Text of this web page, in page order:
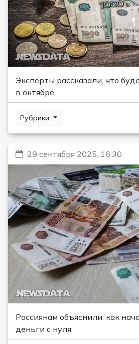
Эксперты рассказали, что
в октябре
Рубрики
29 сентября 2025, 16:30
Россиянам объяснили, как
деньги с нуля